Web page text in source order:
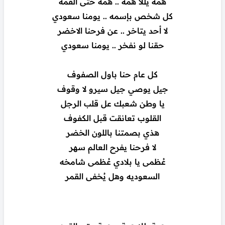
كل شخص بإسمه .. يومنا سعودي
لا أحد يتاخر .. عن فرحنا الاخضر
حقنا لو نفخر .. يومنا سعودي
كل عام حنا باول الصفوف
جيل يوصي جيل سيرو لا وقوف
يا وطن شعبك عل قلب الرجل
القلوب تعانقت قبل الكفوف
هذي بصمتنا باللون الخضر
لا فرحنا يفرح العالم سهر
عُظمى يا بلادي عُظمى شامخه
السعوديه وهل يُخفى القمر